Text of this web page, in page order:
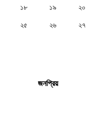
১৮ ১৯ ২০
২৫ ২৬ ২৭
জনপ্রিয়